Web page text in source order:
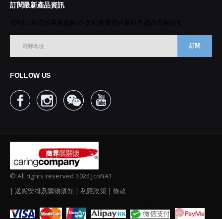
訂閱最新產品資訊
訂閱
FOLLOW US
© All rights reserved 2024 JcoNAT
送貨安排及購物須知
私隱政策 條款